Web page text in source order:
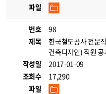
파일
번호
98
제목
한국철도공사 전문
건축디자인) 직원
작성일
2017-01-09
조회수
17,290
파일